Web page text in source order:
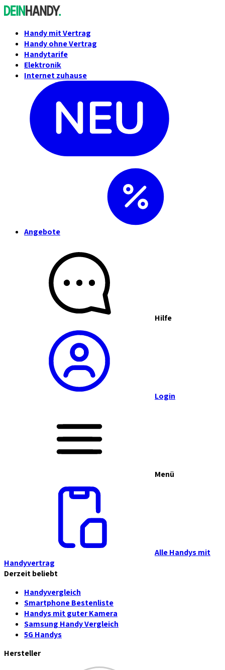
Handy mit Vertrag
Handy ohne Vertrag
Handytarife
Elektronik
Internet zuhause
Angebote
Hilfe
Login
Menü
Alle Handys mit
Handyvertrag
Derzeit beliebt
Handyvergleich
Smartphone Bestenliste
Handys mit guter Kamera
Samsung Handy Vergleich
5G Handys
Hersteller